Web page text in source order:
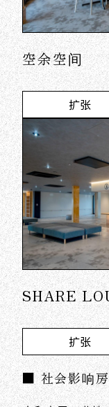
空余空间
扩张
SHARE
扩张
■ 社会影响